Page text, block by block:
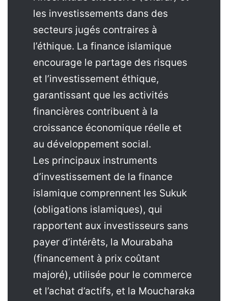
les investissements dans des
secteurs jugés contraires à
l’éthique. La finance islamique
encourage le partage des risques
et l’investissement éthique,
garantissant que les activités
financières contribuent à la
croissance économique réelle et
au développement social.
Les principaux instruments
d’investissement de la finance
islamique comprennent les Sukuk
(obligations islamiques), qui
rapportent aux investisseurs sans
payer d’intérêts, la Mourabaha
(financement à prix coûtant
majoré), utilisée pour le commerce
et l’achat d’actifs, et la Moucharaka